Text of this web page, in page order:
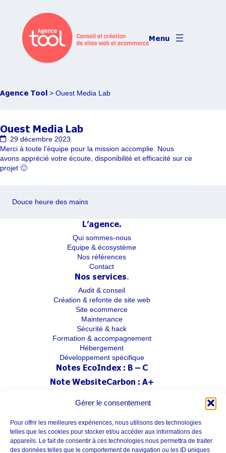
Gérer le consentement
Pour offrir les meilleures expériences, nous utilisons des technologies
telles que les cookies pour stocker et/ou accéder aux informations des
appareils. Le fait de consentir à ces technologies nous permettra de traiter
des données telles que le comportement de navigation ou les ID uniques
Agence Tool > Ouest Media Lab
Ouest Media Lab
29 décembre 2023
Merci à toute l’équipe pour la mission accomplie. Nous
avons apprécié votre écoute, disponibilité et efficacité sur ce
projet 🙂
Douce heure des mains
L’agence.
Qui sommes-nous
Equipe & écosystème
Nos références
Contact
Nos services.
Audit & conseil
Création & refonte de site web
Site ecommerce
Maintenance
Sécurité & hack
Formation & accompagnement
Hébergement
Développement spécifique
Notes EcoIndex : B – C
Note WebsiteCarbon : A+
ce site limite son impact environnemental.